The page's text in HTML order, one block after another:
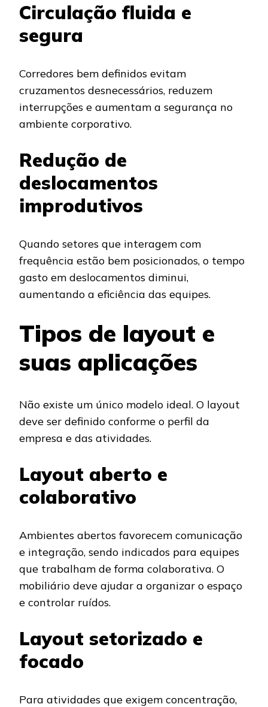
Circulação fluida e
segura
Corredores bem definidos evitam
cruzamentos desnecessários, reduzem
interrupções e aumentam a segurança no
ambiente corporativo.
Redução de
deslocamentos
improdutivos
Quando setores que interagem com
frequência estão bem posicionados, o tempo
gasto em deslocamentos diminui,
aumentando a eficiência das equipes.
Tipos de layout e
suas aplicações
Não existe um único modelo ideal. O layout
deve ser definido conforme o perfil da
empresa e das atividades.
Layout aberto e
colaborativo
Ambientes abertos favorecem comunicação
e integração, sendo indicados para equipes
que trabalham de forma colaborativa. O
mobiliário deve ajudar a organizar o espaço
e controlar ruídos.
Layout setorizado e
focado
Para atividades que exigem concentração,